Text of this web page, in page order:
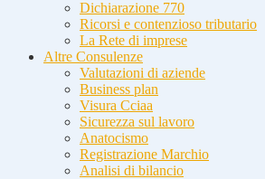
Dichiarazione 770
Ricorsi e contenzioso tributario
La Rete di imprese
Altre Consulenze
Valutazioni di aziende
Business plan
Visura Cciaa
Sicurezza sul lavoro
Anatocismo
Registrazione Marchio
Analisi di bilancio